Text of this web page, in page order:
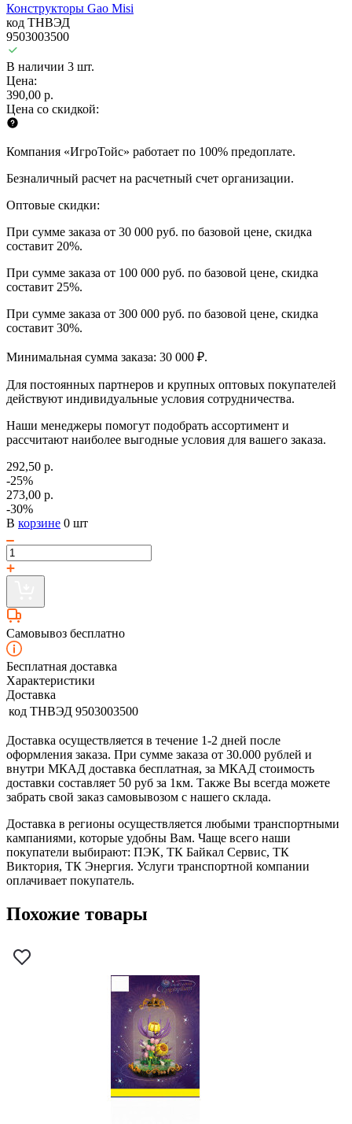
Конструкторы Gao Misi
код ТНВЭД
9503003500
В наличии 3 шт.
Цена:
390,00 р.
Цена со скидкой:
Компания «ИгроТойс» работает по 100% предоплате.
Безналичный расчет на расчетный счет организации.
Оптовые скидки:
При сумме заказа от 30 000 руб. по базовой цене, скидка
составит 20%.
При сумме заказа от 100 000 руб. по базовой цене, скидка
составит 25%.
При сумме заказа от 300 000 руб. по базовой цене, скидка
составит 30%.
Минимальная сумма заказа: 30 000 ₽.
Для постоянных партнеров и крупных оптовых покупателей
действуют индивидуальные условия сотрудничества.
Наши менеджеры помогут подобрать ассортимент и
рассчитают наиболее выгодные условия для вашего заказа.
292,50 р.
-25%
273,00 р.
-30%
В корзине 0 шт
Самовывоз бесплатно
Бесплатная доставка
Характеристики
Доставка
код ТНВЭД 9503003500
Доставка осуществляется в течение 1-2 дней после
оформления заказа. При сумме заказа от 30.000 рублей и
внутри МКАД доставка бесплатная, за МКАД стоимость
доставки составляет 50 руб за 1км. Также Вы всегда можете
забрать свой заказ самовывозом с нашего склада.
Доставка в регионы осуществляется любыми транспортными
кампаниями, которые удобны Вам. Чаще всего наши
покупатели выбирают: ПЭК, ТК Байкал Сервис, ТК
Виктория, ТК Энергия. Услуги транспортной компании
оплачивает покупатель.
Похожие товары